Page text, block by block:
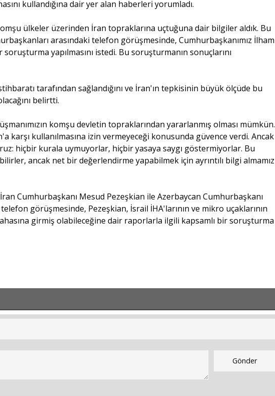
kullandığına dair yer alan haberleri yorumladı.
ülkeler üzerinden İran topraklarına uçtuğuna dair bilgiler aldık. Bu
arasındaki telefon görüşmesinde, Cumhurbaşkanımız İlham
yapılmasını istedi. Bu soruşturmanın sonuçlarını
tarafından sağlandığını ve İran'ın tepkisinin büyük ölçüde bu
belirtti.
komşu devletin topraklarından yararlanmış olması mümkün.
karşı kullanılmasına izin vermeyeceği konusunda güvence verdi. Ancak
hiçbir kurala uymuyorlar, hiçbir yasaya saygı göstermiyorlar. Bu
ancak net bir değerlendirme yapabilmek için ayrıntılı bilgi almamız
Cumhurbaşkanı Mesud Pezeşkian ile Azerbaycan Cumhurbaşkanı
görüşmesinde, Pezeşkian, İsrail İHA'larının ve mikro uçaklarının
girmiş olabileceğine dair raporlarla ilgili kapsamlı bir soruşturma